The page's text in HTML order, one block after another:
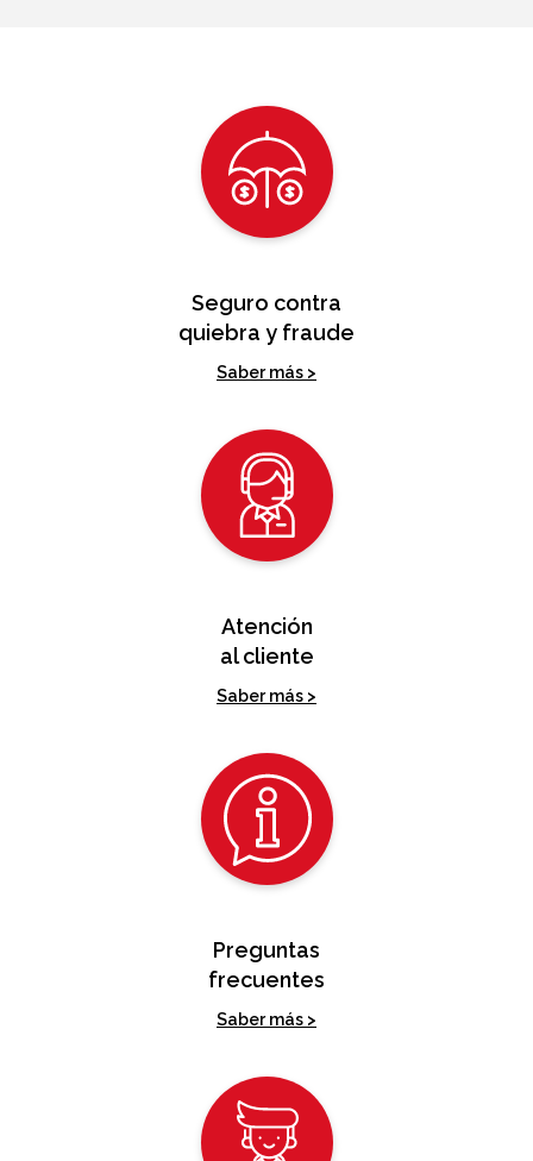
Seguro contra
quiebra y fraude
Saber más >
Atención
al cliente
Saber más >
Preguntas
frecuentes
Saber más >